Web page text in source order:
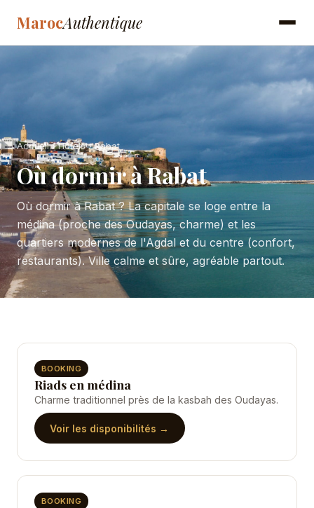
MarocAuthentique
Accueil›Hôtels› Rabat
Où dormir à Rabat
Où dormir à Rabat ? La capitale se loge entre la
médina (proche des Oudayas, charme) et les
quartiers modernes de l'Agdal et du centre (confort,
restaurants). Ville calme et sûre, agréable partout.
BOOKING
Riads en médina
Charme traditionnel près de la kasbah des Oudayas.
Voir les disponibilités →
BOOKING